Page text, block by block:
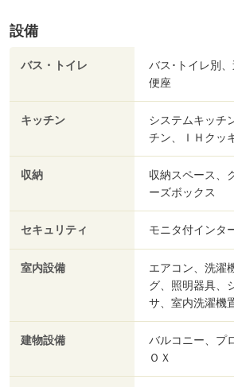
設備
バス・トイレ
バス･トイレ別
便座
キッチン
システムキッチ
チン、ＩＨクッ
収納
収納スペース、
ーズボックス
セキュリティ モニタ付インタ
室内設備
エアコン、洗濯
グ、照明器具、
サ、室内洗濯機
建物設備
バルコニー、プ
ＯＸ